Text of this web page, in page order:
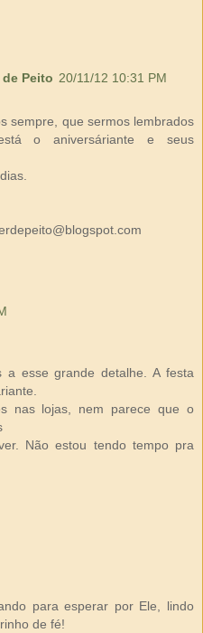
Peito 20/11/12 10:31 PM
sempre, que sermos lembrados
o aniversáriante e seus
a esse grande detalhe. A festa
nas lojas, nem parece que o
Não estou tendo tempo pra
para esperar por Ele, lindo
de fé!